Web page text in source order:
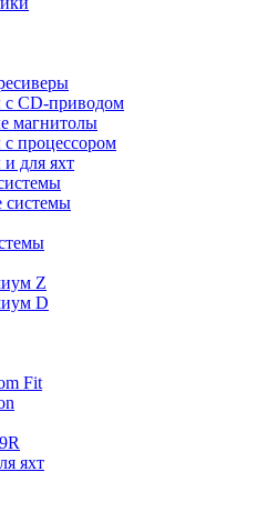
CD-приводом
магнитолы
процессором
для яхт
системы
Z
D
Fit
яхт